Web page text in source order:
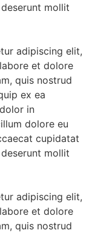
mollit
adipiscing elit,
et dolore
quis nostrud
ex ea
in
dolore eu
cupidatat
mollit
adipiscing elit,
et dolore
quis nostrud